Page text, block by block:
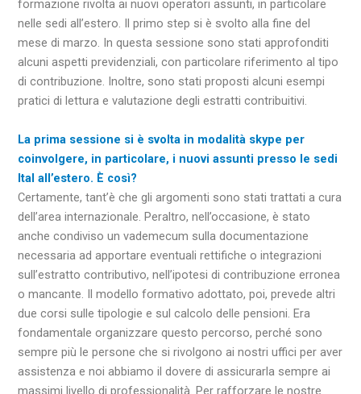
formazione rivolta ai nuovi operatori assunti, in particolare
nelle sedi all’estero. Il primo step si è svolto alla fine del
mese di marzo. In questa sessione sono stati approfonditi
alcuni aspetti previdenziali, con particolare riferimento al tipo
di contribuzione. Inoltre, sono stati proposti alcuni esempi
pratici di lettura e valutazione degli estratti contribuitivi.
La prima sessione si è svolta in modalità skype per
coinvolgere, in particolare, i nuovi assunti presso le sedi
Ital all’estero. È così?
Certamente, tant’è che gli argomenti sono stati trattati a cura
dell’area internazionale. Peraltro, nell’occasione, è stato
anche condiviso un vademecum sulla documentazione
necessaria ad apportare eventuali rettifiche o integrazioni
sull’estratto contributivo, nell’ipotesi di contribuzione erronea
o mancante. Il modello formativo adottato, poi, prevede altri
due corsi sulle tipologie e sul calcolo delle pensioni. Era
fondamentale organizzare questo percorso, perché sono
sempre più le persone che si rivolgono ai nostri uffici per aver
assistenza e noi abbiamo il dovere di assicurarla sempre ai
massimi livello di professionalità. Per rafforzare le nostre